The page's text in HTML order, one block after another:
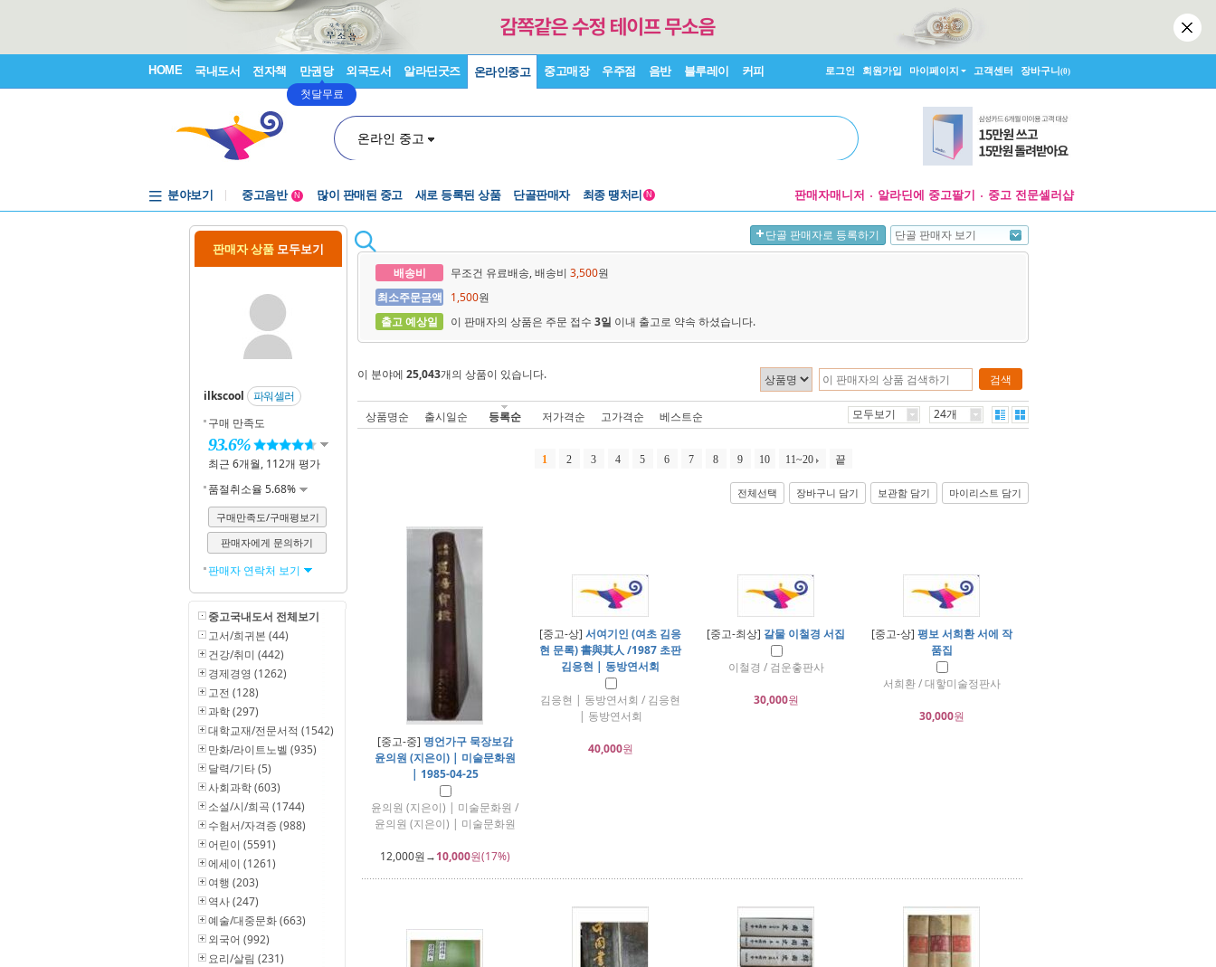
HOME 국내도서 전자책 만권당
첫달무료
외국도서 알라딘굿즈 온라인중고 중고매장 우주점 음반 블루레이 커피 로그인 회원가입 마이페이지 고객센터 장바구니(0)
온라인 중고
분야보기
중고음반
중고음반
N 많이 판매된 중고 새로 등록된 상품 단골판매자 최종 땡처리 N 판매자매니저 알라딘에 중고팔기 중고 전문셀러샵
판매자 상품 모두보기
ilkscool
파워셀러
구매 만족도
93.6%
최근 6개월, 112개 평가
품절취소율 5.68%
구매만족도/구매평보기
판매자에게 문의하기
판매자 연락처 보기
중고국내도서 전체보기
고서/희귀본 (44)
건강/취미 (442)
경제경영 (1262)
고전 (128)
과학 (297)
대학교재/전문서적 (1542)
만화/라이트노벨 (935)
달력/기타 (5)
사회과학 (603)
소설/시/희곡 (1744)
수험서/자격증 (988)
어린이 (5591)
에세이 (1261)
여행 (203)
역사 (247)
예술/대중문화 (663)
외국어 (992)
요리/살림 (231)
단골 판매자로 등록하기 단골 판매자 보기
배송비 무조건 유료배송, 배송비 3,500원
최소주문금액
1,500원
출고 예상일
이 판매자의 상품은 주문 접수 3일 이내 출고로 약속 하셨습니다.
검색
이 분야에 25,043개의 상품이 있습니다.
상품명순 출시일순 등록순 저가격순 고가격순 베스트순 모두보기 24개
1 2 3 4 5 6 7 8 9 10 11~20 끝
전체선택 장바구니 담기 보관함 담기 마이리스트 담기
[중고-중] 명언가구 묵장보감
윤의원 (지은이) | 미술문화원
| 1985-04-25
윤의원 (지은이) | 미술문화원 /
윤의원 (지은이) | 미술문화원
12,000원→10,000원(17%)
[중고-상] 서여기인 (여초 김응
현 문록) 書與其人 /1987 초판
김응현 | 동방연서회
김응현 | 동방연서회 / 김응현
| 동방연서회
40,000원
[중고-최상] 갈물 이철경 서집
이철경 / 검운춯판사
30,000원
[중고-상] 평보 서희환 서에 작
품집
서희환 / 대핳미술정판사
30,000원